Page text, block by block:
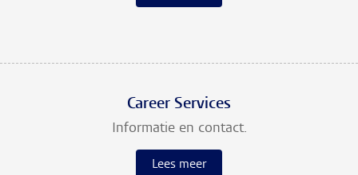
Career Services
Informatie en contact.
Lees meer